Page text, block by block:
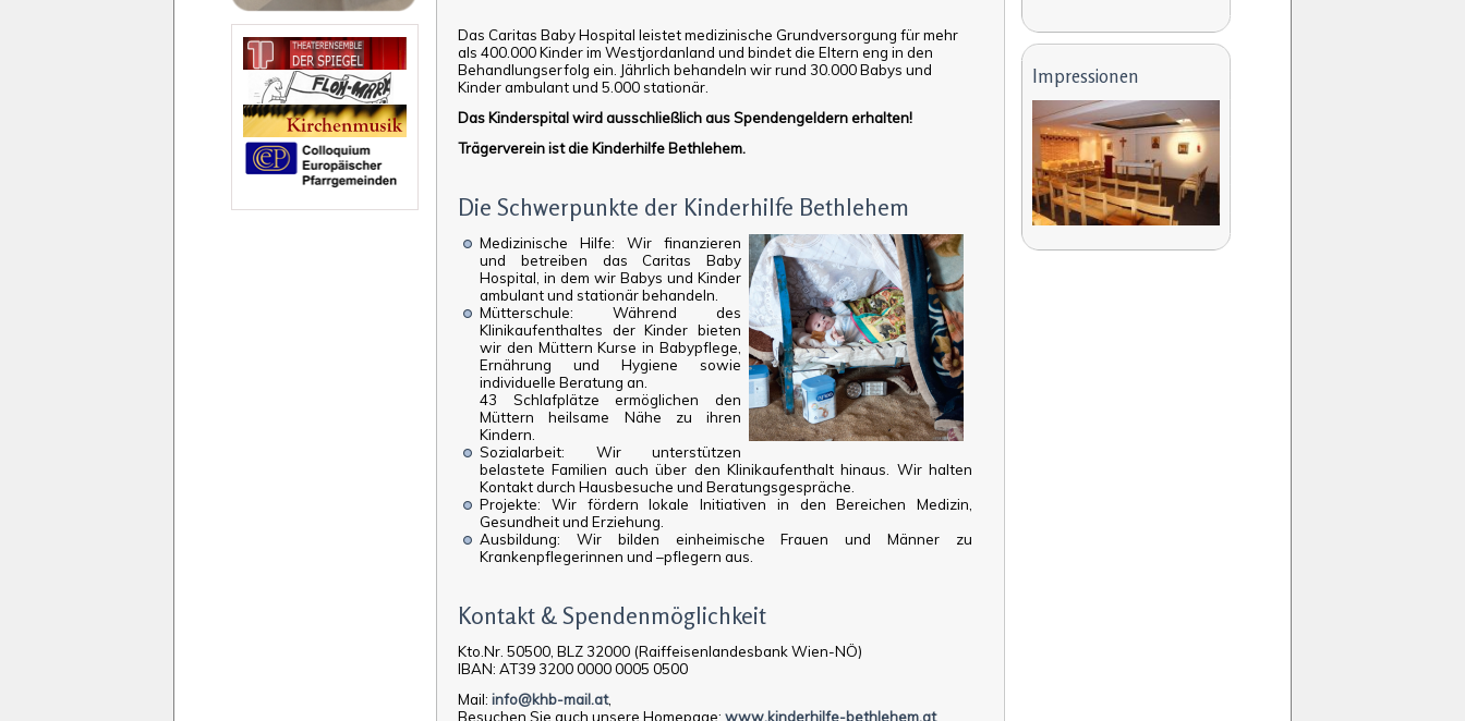
Impressionen
Das Caritas Baby Hospital leistet medizinische Grundversorgung für mehr
als 400.000 Kinder im Westjordanland und bindet die Eltern eng in den
Behandlungserfolg ein. Jährlich behandeln wir rund 30.000 Babys und
Kinder ambulant und 5.000 stationär.
Das Kinderspital wird ausschließlich aus Spendengeldern erhalten!
Trägerverein ist die Kinderhilfe Bethlehem.
Die Schwerpunkte der Kinderhilfe Bethlehem
Medizinische Hilfe: Wir finanzieren
und betreiben das Caritas Baby
Hospital, in dem wir Babys und Kinder
ambulant und stationär behandeln.
Mütterschule: Während des
Klinikaufenthaltes der Kinder bieten
wir den Müttern Kurse in Babypflege,
Ernährung und Hygiene sowie
individuelle Beratung an.
43 Schlafplätze ermöglichen den
Müttern heilsame Nähe zu ihren
Kindern.
Sozialarbeit: Wir unterstützen
belastete Familien auch über den Klinikaufenthalt hinaus. Wir halten
Kontakt durch Hausbesuche und Beratungsgespräche.
Projekte: Wir fördern lokale Initiativen in den Bereichen Medizin,
Gesundheit und Erziehung.
Ausbildung: Wir bilden einheimische Frauen und Männer zu
Krankenpflegerinnen und –pflegern aus.
Kontakt & Spendenmöglichkeit
Kto.Nr. 50500, BLZ 32000 (Raiffeisenlandesbank Wien-NÖ)
IBAN: AT39 3200 0000 0005 0500
Mail: info@khb-mail.at,
Besuchen Sie auch unsere Homepage: www.kinderhilfe-bethlehem.at